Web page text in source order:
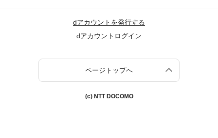
dアカウントを発行する
dアカウントログイン
ページトップへ
(c) NTT DOCOMO